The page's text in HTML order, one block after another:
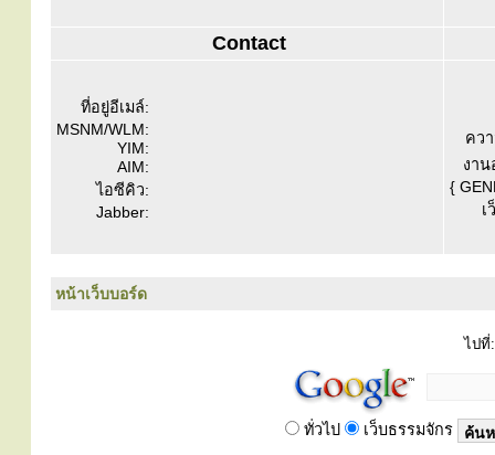
Contact
ที่อยู่อีเมล์:
MSNM/WLM:
YIM:
AIM:
ไอซีคิว:
Jabber:
คว
งาน
{
เ
หน้าเว็บบอร์ด
ไปที่:
ทั่วไป เว็บธรรมจักร